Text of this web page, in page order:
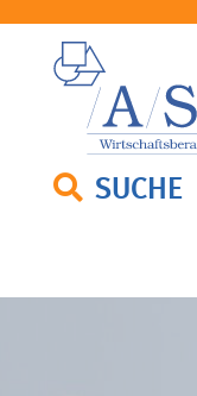
SUCHE